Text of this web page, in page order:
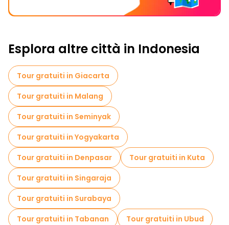
Esplora altre città in Indonesia
Tour gratuiti in Giacarta
Tour gratuiti in Malang
Tour gratuiti in Seminyak
Tour gratuiti in Yogyakarta
Tour gratuiti in Denpasar
Tour gratuiti in Kuta
Tour gratuiti in Singaraja
Tour gratuiti in Surabaya
Tour gratuiti in Tabanan
Tour gratuiti in Ubud